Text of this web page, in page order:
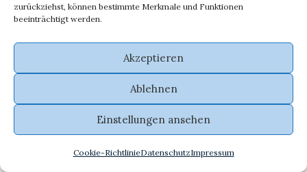
zurückziehst, können bestimmte Merkmale und Funktionen
beeinträchtigt werden.
Akzeptieren
Ablehnen
Einstellungen ansehen
Cookie-RichtlinieDatenschutzImpressum
Hier sind einige der besten kostenlosen AI-Tools für
Tool 1: Dieses Tool bietet eine Vielzahl von Effekten
und Filtern, um deinen Videos den perfekten Look zu
Tool 2: Mit diesem Tool kannst du unerwünschte
Objekte oder Personen aus deinen Videos entfernen.